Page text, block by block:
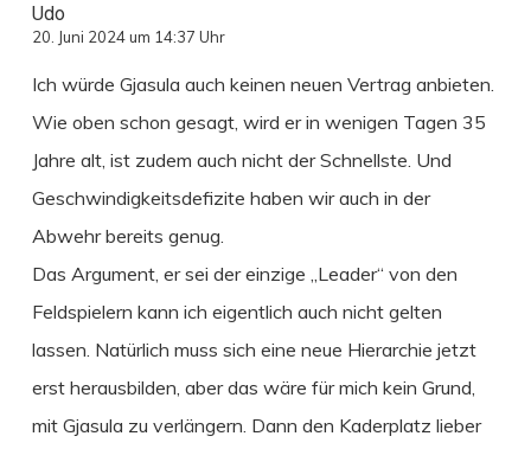
Udo
20. Juni 2024 um 14:37 Uhr
Ich würde Gjasula auch keinen neuen Vertrag anbieten.
Wie oben schon gesagt, wird er in wenigen Tagen 35
Jahre alt, ist zudem auch nicht der Schnellste. Und
Geschwindigkeitsdefizite haben wir auch in der
Abwehr bereits genug.
Das Argument, er sei der einzige „Leader“ von den
Feldspielern kann ich eigentlich auch nicht gelten
lassen. Natürlich muss sich eine neue Hierarchie jetzt
erst herausbilden, aber das wäre für mich kein Grund,
mit Gjasula zu verlängern. Dann den Kaderplatz lieber